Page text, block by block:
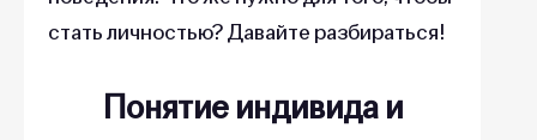
стать личностью? Давайте разбираться!
Понятие индивида и